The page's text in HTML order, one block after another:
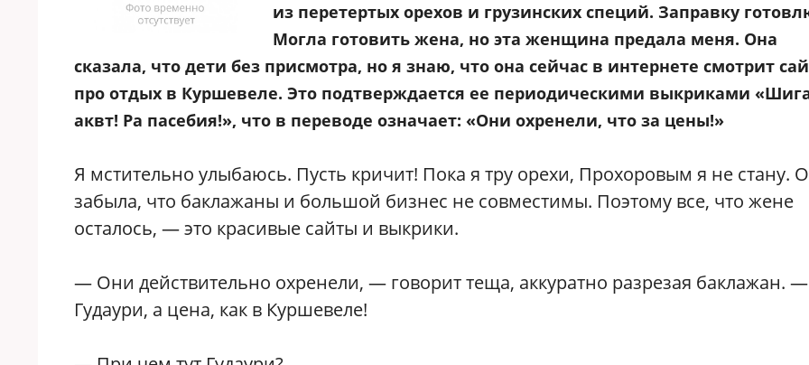
из перетертых орехов и грузинских специй. Заправку
Могла готовить жена, но эта женщина предала меня. Она
сказала, что дети без присмотра, но я знаю, что она сейчас в интернете смотрит
про отдых в Куршевеле. Это подтверждается ее периодическими выкриками
аквт! Ра пасебия!», что в переводе означает: «Они охренели, что за цены!»
Я мстительно улыбаюсь. Пусть кричит! Пока я тру орехи, Прохоровым я не стану.
забыла, что баклажаны и большой бизнес не совместимы. Поэтому все, что жене
осталось, — это красивые сайты и выкрики.
— Они действительно охренели, — говорит теща, аккуратно разрезая баклажан. —
Гудаури, а цена, как в Куршевеле!